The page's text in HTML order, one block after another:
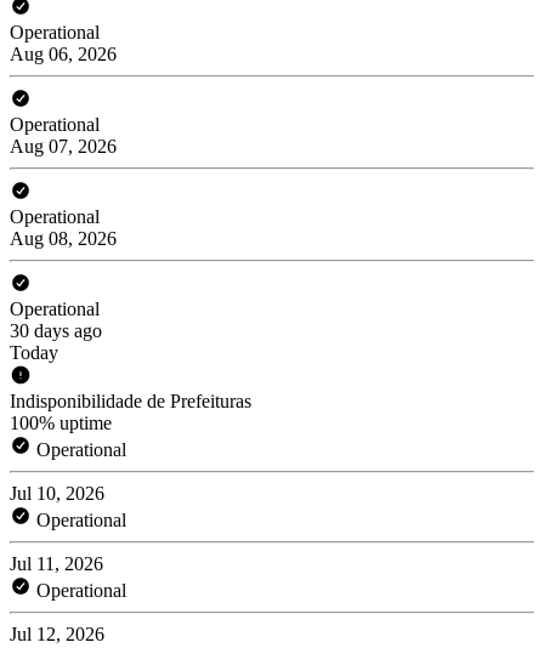
Operational
Aug 06, 2026
Operational
Aug 07, 2026
Operational
Aug 08, 2026
Operational
30 days ago
Today
Indisponibilidade de Prefeituras
100% uptime
Operational
Jul 10, 2026
Operational
Jul 11, 2026
Operational
Jul 12, 2026